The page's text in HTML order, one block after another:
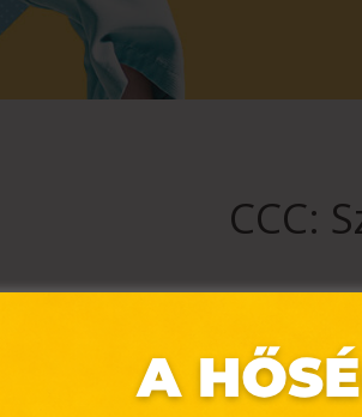
CCC:
kedvezménnyel a szezon legtrendibb cipőit
be. Csapj le most a kiszemelt modellekre,